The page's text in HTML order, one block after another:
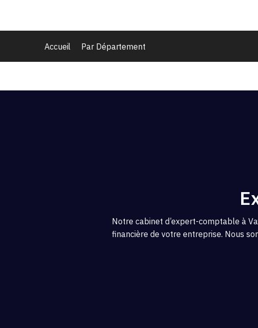
Accueil Par Département
Notre cabinet d’expert-comptable à
financière de votre entreprise. Nous